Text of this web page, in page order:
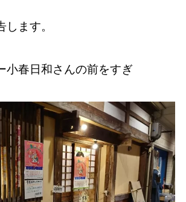
ます。
小春日和さんの前をすぎ